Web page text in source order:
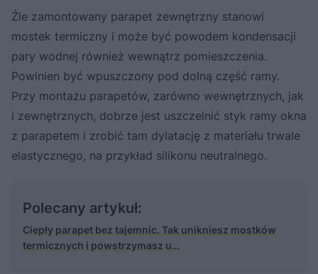
Źle zamontowany parapet zewnętrzny stanowi
mostek termiczny i może być powodem kondensacji
pary wodnej również wewnątrz pomieszczenia.
Powinien być wpuszczony pod dolną część ramy.
Przy montażu parapetów, zarówno wewnętrznych, jak
i zewnętrznych, dobrze jest uszczelnić styk ramy okna
z parapetem i zrobić tam dylatację z materiału trwale
elastycznego, na przykład silikonu neutralnego.
Polecany artykuł:
Ciepły parapet bez tajemnic. Tak unikniesz mostków
termicznych i powstrzymasz u…